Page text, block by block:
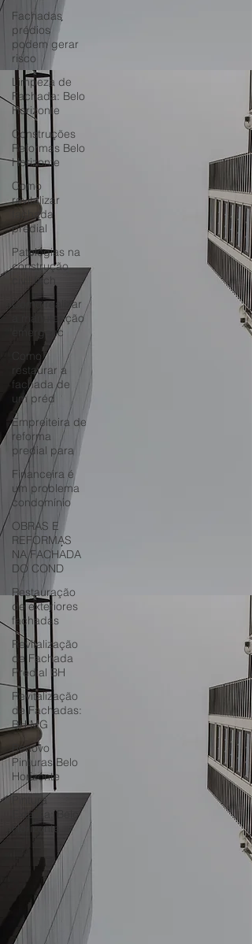
Fachadas
prédios
podem gerar
risco
Limpeza de
Fachada: Belo
Horizonte
Construções
Reformas Belo
Horizonte
Como
revitalizar
fachada
predial
Patologias na
construção
civil fach
Como realizar
a manutenção
emergenc
Como
restaurar a
fachada de
um préd
Empreiteira de
reforma
predial para
Financeira é
um problema
condomínio
OBRAS E
REFORMAS
NA FACHADA
DO COND
Restauração
de exteriores
fachadas
Revitalização
de Fachada
Predial BH
Revitalização
de Fachadas:
BH MG
Renovo
Pinturas Belo
Horizonte
Pintura
Externa: Belo
Horizonte